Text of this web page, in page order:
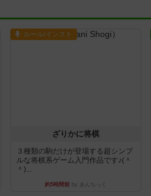
ルール/インスト
ざりかに将棋
３種類の駒だけが登場する超シンプ
ルな将棋系ゲーム入門作品です♪(＾
＾)...
約5時間前 by あんちっく